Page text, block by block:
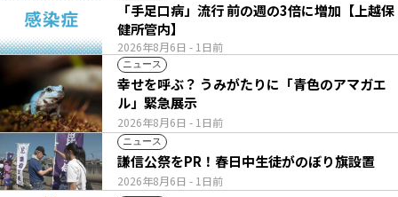
2026年8月6日 - 1日前
「手足口病」流行 前の週の3倍に増加【上越保
健所管内】
ニュース
2026年8月6日 - 1日前
幸せを呼ぶ？ うみがたりに「青色のアマガエ
ル」緊急展示
ニュース
2026年8月6日 - 1日前
謙信公祭をPR！春日中生徒がのぼり旗設置